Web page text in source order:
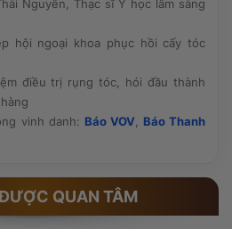
Nguyên, Thạc sĩ Y học lâm sàng
hội ngoại khoa phục hồi cấy tóc
điều trị rụng tóc, hói đầu thành
vinh danh: Báo VOV, Báo Thanh
QUAN TÂM